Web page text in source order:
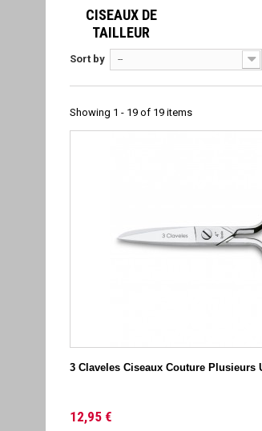
CISEAUX DE
TAILLEUR
Sort by --
Showing 1 - 19 of 19 items
3 Claveles Ciseaux Couture Plusieurs
12,95 €